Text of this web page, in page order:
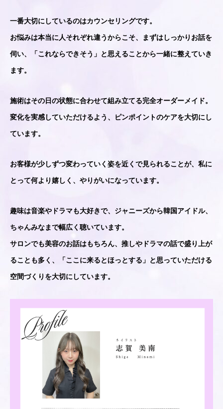
一番大切にしているのはカウンセリングです。
お悩みは本当に人それぞれ違うからこそ、まずはしっかりお話を
伺い、「これならできそう」と思えることから一緒に整えていき
ます。
施術はその日の状態に合わせて組み立てる完全オーダーメイド。
変化を実感していただけるよう、ピンポイントのケアを大切にし
ています。
お客様が少しずつ変わっていく姿を近くで見られることが、私に
とって何より嬉しく、やりがいになっています。
趣味は音楽やドラマも大好きで、ジャニーズから韓国アイドル、
ちゃんみなまで幅広く聴いています。
サロンでも美容のお話はもちろん、推しやドラマの話で盛り上が
ることも多く、「ここに来るとほっとする」と思っていただける
空間づくりを大切にしています。